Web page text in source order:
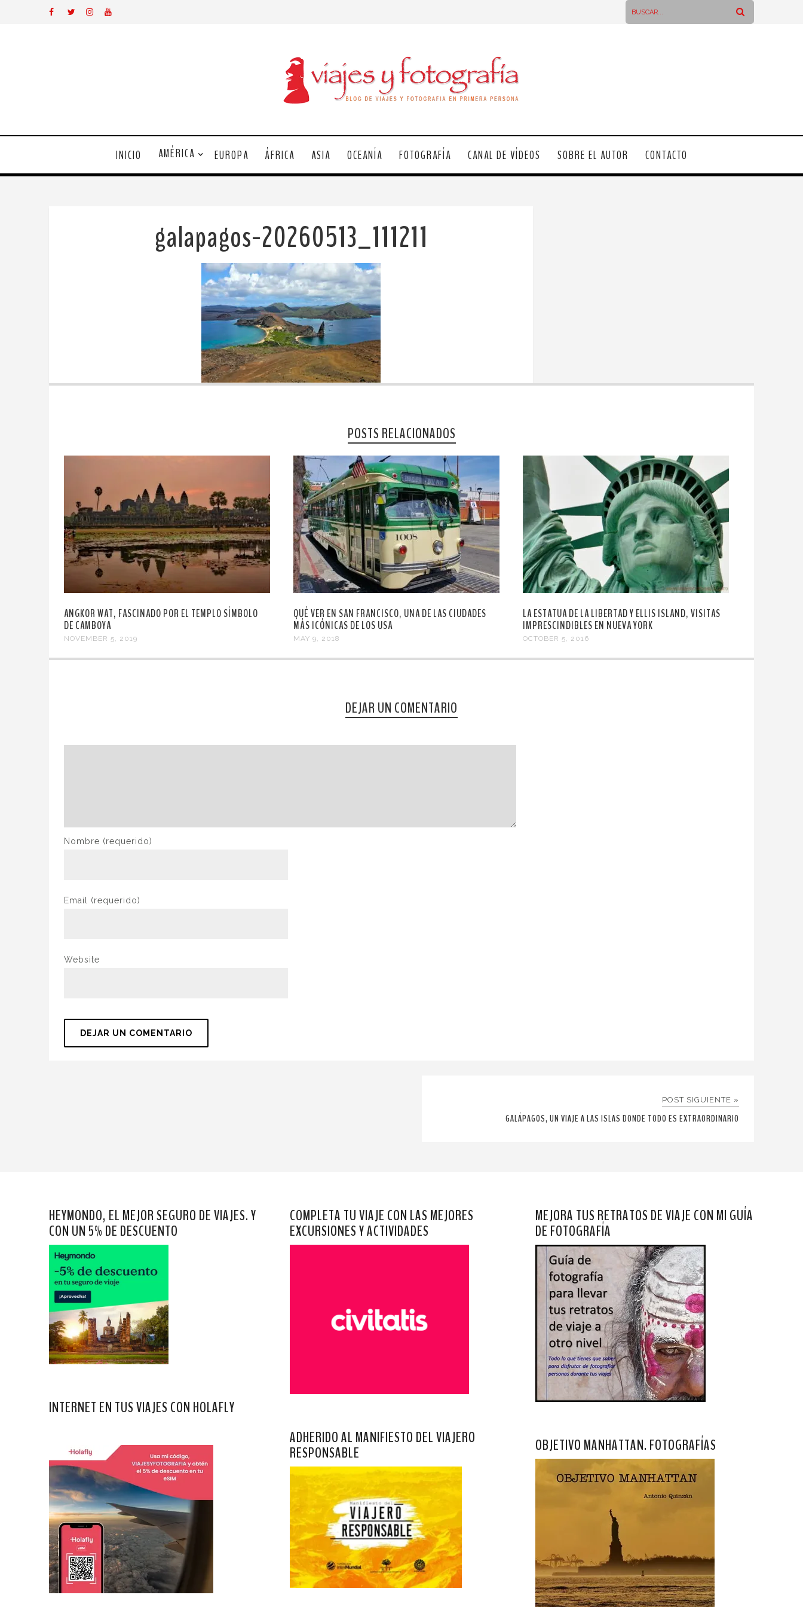
INICIO AMÉRICA EUROPA ÁFRICA ASIA OCEANÍA FOTOGRAFÍA CANAL DE VÍDEOS SOBRE EL AUTOR CONTACTO
galapagos-20260513_111211
POSTS RELACIONADOS
ANGKOR WAT, FASCINADO POR EL TEMPLO SÍMBOLO
DE CAMBOYA
NOVEMBER 5, 2019
QUÉ VER EN SAN FRANCISCO, UNA DE LAS CIUDADES
MÁS ICÓNICAS DE LOS USA
MAY 9, 2018
LA ESTATUA DE LA LIBERTAD Y ELLIS ISLAND, VISITAS
IMPRESCINDIBLES EN NUEVA YORK
OCTOBER 5, 2016
DEJAR UN COMENTARIO
Nombre (requerido)
Email (requerido)
Website
POST SIGUIENTE »
GALÁPAGOS, UN VIAJE A LAS ISLAS DONDE TODO ES EXTRAORDINARIO
HEYMONDO, EL MEJOR SEGURO DE VIAJES. Y
CON UN 5% DE DESCUENTO
INTERNET EN TUS VIAJES CON HOLAFLY
COMPLETA TU VIAJE CON LAS MEJORES
EXCURSIONES Y ACTIVIDADES
ADHERIDO AL MANIFIESTO DEL VIAJERO
RESPONSABLE
MEJORA TUS RETRATOS DE VIAJE CON MI GUÍA
DE FOTOGRAFÍA
OBJETIVO MANHATTAN. FOTOGRAFÍAS